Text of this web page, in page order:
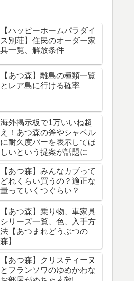
【ハッピーホームパラダイ
ス別荘】住民のオーダー家
具一覧、解放条件
【あつ森】離島の種類一覧
とレア島に行ける確率
海外掲示板で1万いいね超
え！あつ森の斧やシャベル
に耐久度バーを表示してほ
しいという提案が話題に
【あつ森】みんなカブって
どれくらい買うの？適正な
量っていくつぐらい？
【あつ森】乗り物、車家具
シリーズ一覧、色、入手方
法【あつまれどうぶつの
森】
【あつ森】クリスティーヌ
とフランソワのゆめかわな